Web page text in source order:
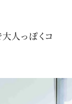
人っぽくコ